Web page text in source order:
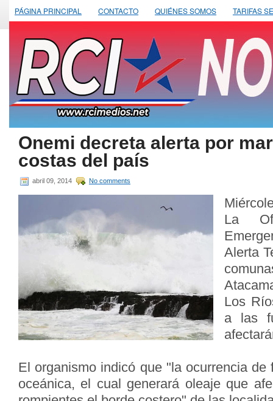
PÁGINA PRINCIPAL CONTACTO QUIÉNES SOMOS TARIFAS
Onemi decreta alerta por
costas del país
abril 09, 2014 No comments
La
Alerta
Los
a las
El organismo indicó que "la ocurrencia de
oceánica, el cual generará oleaje que